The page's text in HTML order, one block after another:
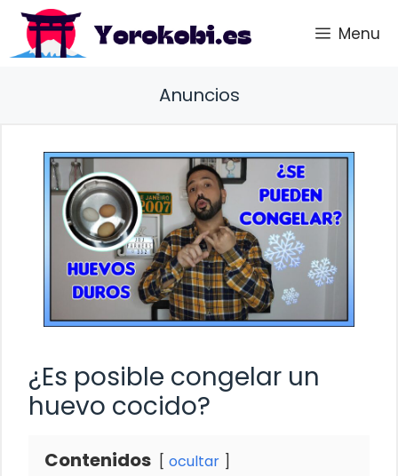
Saltar
contenido
Menu
Anuncios
¿Es posible congelar un
huevo cocido?
Contenidos ocultar